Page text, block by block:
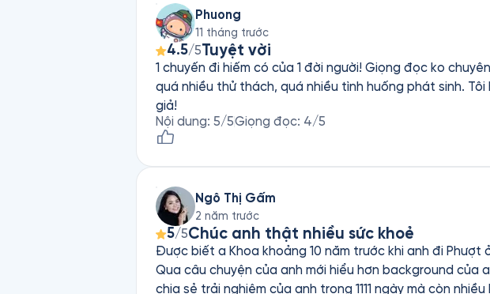
Phuong
11 tháng trước
4.5/5Tuyệt vời
1 chuyến đi hiếm có của 1 đời người! Giọng đọc ko
quá nhiều thử thách, quá nhiều tình huống phát sinh.
giả!
Nội dung: 5/5Giọng đọc: 4/5
Ngô Thị Gấm
2 năm trước
5/5Chúc anh thật nhiều sức khoẻ
Được biết a Khoa khoảng 10 năm trước khi anh đi
Qua câu chuyện của anh mới hiểu hơn background của anh và tình yêu
chia sẻ trải nghiệm của anh trong 1111 ngày mà còn